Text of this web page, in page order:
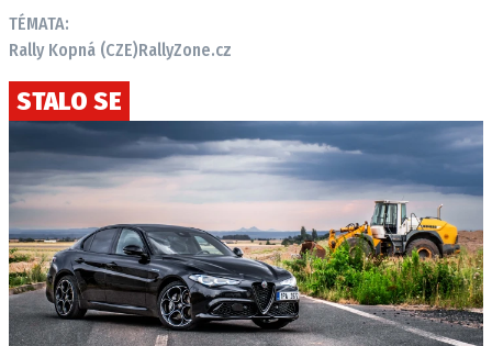
TÉMATA:
Rally Kopná (CZE)RallyZone.cz
STALO SE